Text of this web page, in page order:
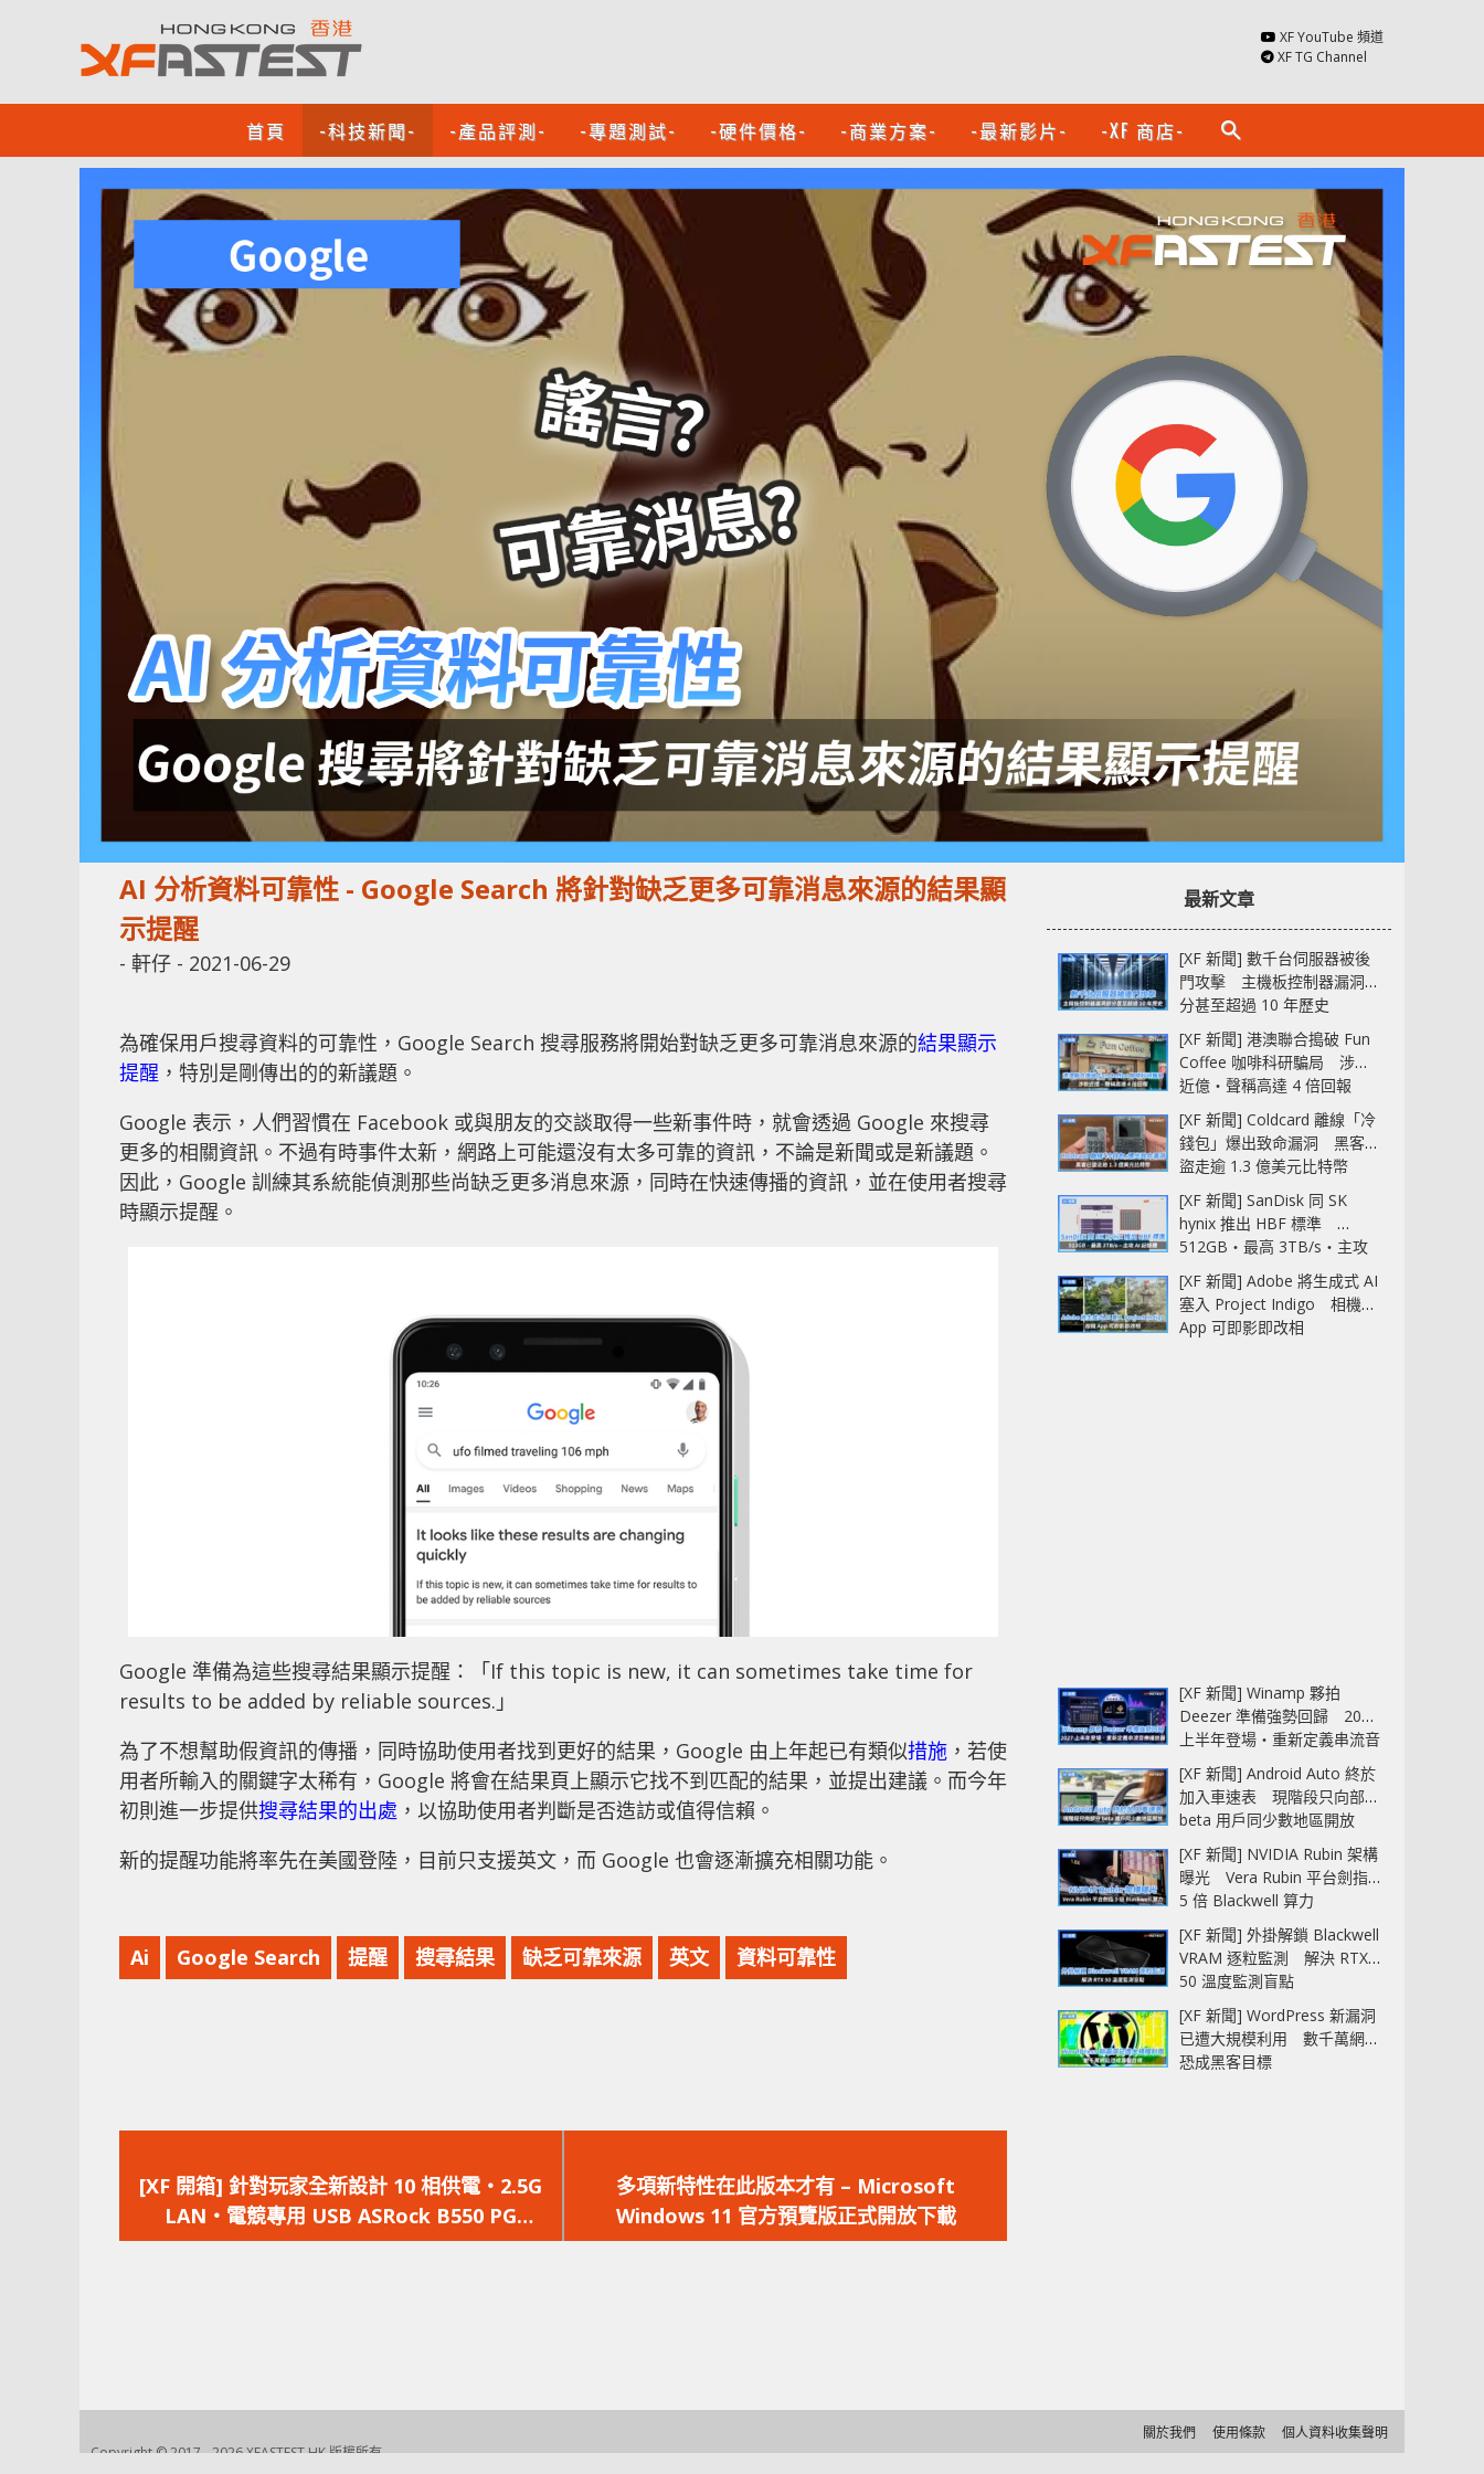
XF YouTube 頻道
XF TG Channel
首頁 -科技新聞- -產品評測- -專題測試- -硬件價格- -商業方案- -最新影片- -XF 商店- search
AI 分析資料可靠性 - Google Search 將針對缺乏更多可靠消息來源的結果顯
示提醒
- 軒仔 - 2021-06-29
為確保用戶搜尋資料的可靠性，Google Search 搜尋服務將開始對缺乏更多可靠消息來源的結果顯示
提醒 ，特別是剛傳出的的新議題。
Google 表示，人們習慣在 Facebook 或與朋友的交談取得一些新事件時，就會透過 Google 來搜尋
更多的相關資訊。不過有時事件太新，網路上可能還沒有太多可靠的資訊，不論是新聞或是新議題。
因此，Google 訓練其系統能偵測那些尚缺乏更多消息來源，同時在快速傳播的資訊，並在使用者搜尋
時顯示提醒。
Google 準備為這些搜尋結果顯示提醒：「If this topic is new, it can sometimes take time for
results to be added by reliable sources.」
為了不想幫助假資訊的傳播，同時協助使用者找到更好的結果，Google 由上年起已有類似措施 ，若使
用者所輸入的關鍵字太稀有，Google 將會在結果頁上顯示它找不到匹配的結果，並提出建議。而今年
初則進一步提供搜尋結果的出處 ，以協助使用者判斷是否造訪或值得信賴。
新的提醒功能將率先在美國登陸，目前只支援英文，而 Google 也會逐漸擴充相關功能。
Ai Google Search 提醒 搜尋結果 缺乏可靠來源 英文 資料可靠性
一
篇
文
[XF 開箱] 針對玩家全新設計 10 相供電‧2.5G
LAN‧電競專用 USB ASRock B550 PG
Riptide
一
篇
文
多項新特性在此版本才有 – Microsoft
Windows 11 官方預覽版正式開放下載
最新文章
[XF 新聞] 數千台伺服器被後
門攻擊 主機板控制器漏洞部
分甚至超過 10 年歷史
[XF 新聞] 港澳聯合搗破 Fun
Coffee 咖啡科研騙局 涉款
近億‧聲稱高達 4 倍回報
[XF 新聞] Coldcard 離線「冷
錢包」爆出致命漏洞 黑客已
盜走逾 1.3 億美元比特幣
[XF 新聞] SanDisk 同 SK
hynix 推出 HBF 標準
512GB‧最高 3TB/s‧主攻
AI 記憶體
[XF 新聞] Adobe 將生成式 AI
塞入 Project Indigo 相機
App 可即影即改相
[XF 新聞] Winamp 夥拍
Deezer 準備強勢回歸 2027
上半年登場‧重新定義串流音
樂播放器
[XF 新聞] Android Auto 終於
加入車速表 現階段只向部分
beta 用戶同少數地區開放
[XF 新聞] NVIDIA Rubin 架構
曝光 Vera Rubin 平台劍指
5 倍 Blackwell 算力
[XF 新聞] 外掛解鎖 Blackwell
VRAM 逐粒監測 解決 RTX
50 溫度監測盲點
[XF 新聞] WordPress 新漏洞
已遭大規模利用 數千萬網站
恐成黑客目標
Copyright © 2017 - 2026 XFASTEST HK 版權所有
關於我們 使用條款 個人資料收集聲明